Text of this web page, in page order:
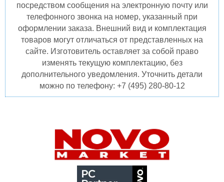
посредством сообщения на электронную почту или
телефонного звонка на номер, указанный при
оформлении заказа. Внешний вид и комплектация
товаров могут отличаться от представленных на
сайте. Изготовитель оставляет за собой право
изменять текущую комплектацию, без
дополнительного уведомления. Уточнить детали
можно по телефону: +7 (495) 280-80-12